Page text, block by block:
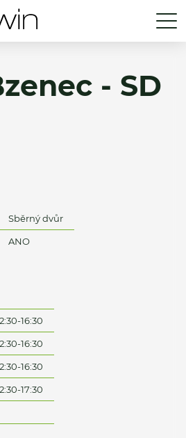
- SD
Sběrný dvůr
ANO
16:30
16:30
16:30
17:30